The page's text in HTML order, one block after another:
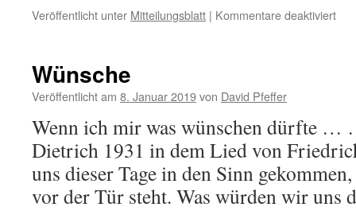
Veröffentlicht unter Mitteilungsblatt | Kommentare deaktiviertfür
Wünsche
Veröffentlicht am 8. Januar 2019von David Pfeffer
Wenn ich mir was wünschen dürfte …
Dietrich 1931 in dem Lied von
uns dieser Tage in den Sinn
vor der Tür steht. Was würden wir